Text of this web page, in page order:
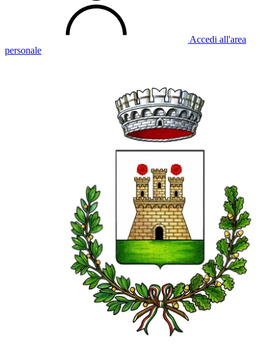
Accedi all'area
personale